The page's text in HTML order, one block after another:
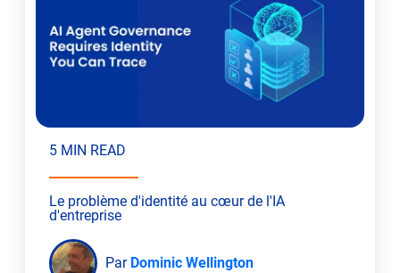
5 MIN READ
Le problème d'identité au cœur de l'IA
d'entreprise
Par Dominic Wellington